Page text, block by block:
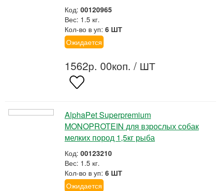
Код: 00120965
Вес: 1.5 кг.
Кол-во в уп: 6 ШТ
Ожидается
1562р. 00коп. / ШТ
AlphaPet Superpremium
MONOPROTEIN для взрослых собак
мелких пород 1,5кг рыба
Код: 00123210
Вес: 1.5 кг.
Кол-во в уп: 6 ШТ
Ожидается